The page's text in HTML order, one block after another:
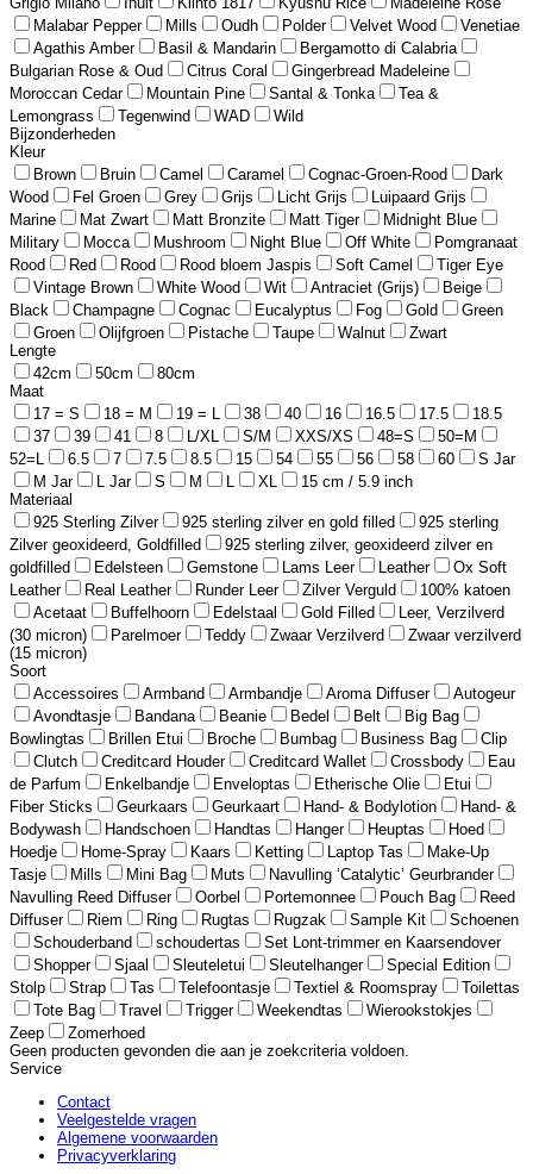
Malabar Pepper
Mills Oudh Polder Velvet Wood
Venetiae
Agathis Amber
Basil & Mandarin
Bergamotto di Calabria
Bulgarian Rose & Oud
Citrus Coral
Gingerbread Madeleine
Moroccan Cedar
Mountain Pine Santal & Tonka
Tea &
Lemongrass
Tegenwind WAD
Wild
Bijzonderheden
Kleur
Brown
Bruin Camel Caramel Cognac-Groen-Rood
Dark
Wood
Fel Groen Grey Grijs Licht Grijs
Luipaard Grijs
Marine
Mat Zwart Matt Bronzite Matt Tiger
Midnight Blue
Military
Mocca Mushroom Night Blue Off White
Pomgranaat
Rood
Red Rood Rood bloem Jaspis Soft Camel
Tiger Eye
Vintage Brown
White Wood Wit Antraciet (Grijs)
Beige
Black
Champagne Cognac Eucalyptus Fog Gold
Green
Groen
Olijfgroen Pistache Taupe Walnut
Zwart
Lengte
42cm
50cm
80cm
Maat
17 = S
18 = M 19 = L 38 40 16 16.5 17.5
18.5
37
39 41 8 L/XL S/M XXS/XS 48=S
50=M
52=L
6.5 7 7.5 8.5 15 54 55 56 58 60
S Jar
M Jar
L Jar S M L XL
15 cm / 5.9 inch
Materiaal
925 Sterling Zilver
925 sterling zilver en gold filled
925 sterling
Zilver geoxideerd, Goldfilled
925 sterling zilver, geoxideerd zilver en
goldfilled
Edelsteen Gemstone Lams Leer Leather
Ox Soft
Leather
Real Leather Runder Leer Zilver Verguld
100% katoen
Acetaat
Buffelhoorn Edelstaal Gold Filled
Leer, Verzilverd
(30 micron)
Parelmoer Teddy Zwaar Verzilverd
Zwaar verzilverd
(15 micron)
Soort
Accessoires
Armband Armbandje Aroma Diffuser
Autogeur
Avondtasje
Bandana Beanie Bedel Belt
Big Bag
Bowlingtas
Brillen Etui Broche Bumbag Business Bag
Clip
Clutch
Creditcard Houder Creditcard Wallet Crossbody
Eau
de Parfum
Enkelbandje Enveloptas Etherische Olie
Etui
Fiber Sticks
Geurkaars Geurkaart Hand- & Bodylotion
Hand- &
Bodywash
Handschoen Handtas Hanger Heuptas
Hoed
Hoedje
Home-Spray Kaars Ketting Laptop Tas
Make-Up
Tasje
Mills Mini Bag Muts
Navulling ‘Catalytic’ Geurbrander
Navulling Reed Diffuser
Oorbel Portemonnee Pouch Bag
Reed
Diffuser
Riem Ring Rugtas Rugzak Sample Kit
Schoenen
Schouderband
schoudertas
Set Lont-trimmer en Kaarsendover
Shopper
Sjaal Sleuteletui Sleutelhanger
Special Edition
Stolp
Strap Tas Telefoontasje Textiel & Roomspray
Toilettas
Tote Bag
Travel Trigger Weekendtas
Wierookstokjes
Zeep
Zomerhoed
Geen producten gevonden die aan je zoekcriteria voldoen.
Service
Contact
Veelgestelde vragen
Algemene voorwaarden
Privacyverklaring